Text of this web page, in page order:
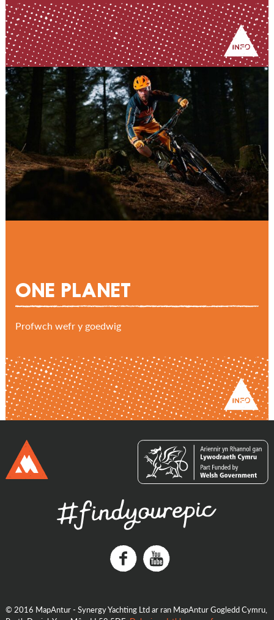
ONE PLANET
Profwch wefr y goedwig
Facebook
© 2016 MapAntur - Synergy Yachting Ltd ar ran MapAntur Gogledd Cymru,